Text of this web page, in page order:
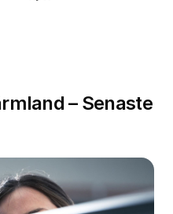
– Senaste